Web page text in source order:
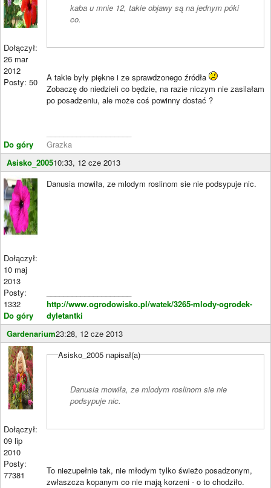
Dołączył:
26 mar
2012
Posty: 50
Do góry
kaba u mnie 12, takie objawy są na jednym póki
co.
A takie były piękne i ze sprawdzonego źródła
Zobaczę do niedzieli co będzie, na razie niczym nie zasilałam
po posadzeniu, ale może coś powinny dostać ?
Grazka
Asisko_200510:33, 12 cze 2013
Dołączył:
10 maj
2013
Posty:
1332
Do góry
Danusia mowiła, ze mlodym roslinom sie nie podsypuje nic.
http://www.ogrodowisko.pl/watek/3265-mlody-ogrodek-
dyletantki
Gardenarium23:28, 12 cze 2013
Dołączył:
09 lip
2010
Posty:
77381
Asisko_2005 napisał(a)
Danusia mowiła, ze mlodym roslinom sie nie
podsypuje nic.
To niezupełnie tak, nie młodym tylko świeżo posadzonym,
zwłaszcza kopanym co nie mają korzeni - o to chodziło.